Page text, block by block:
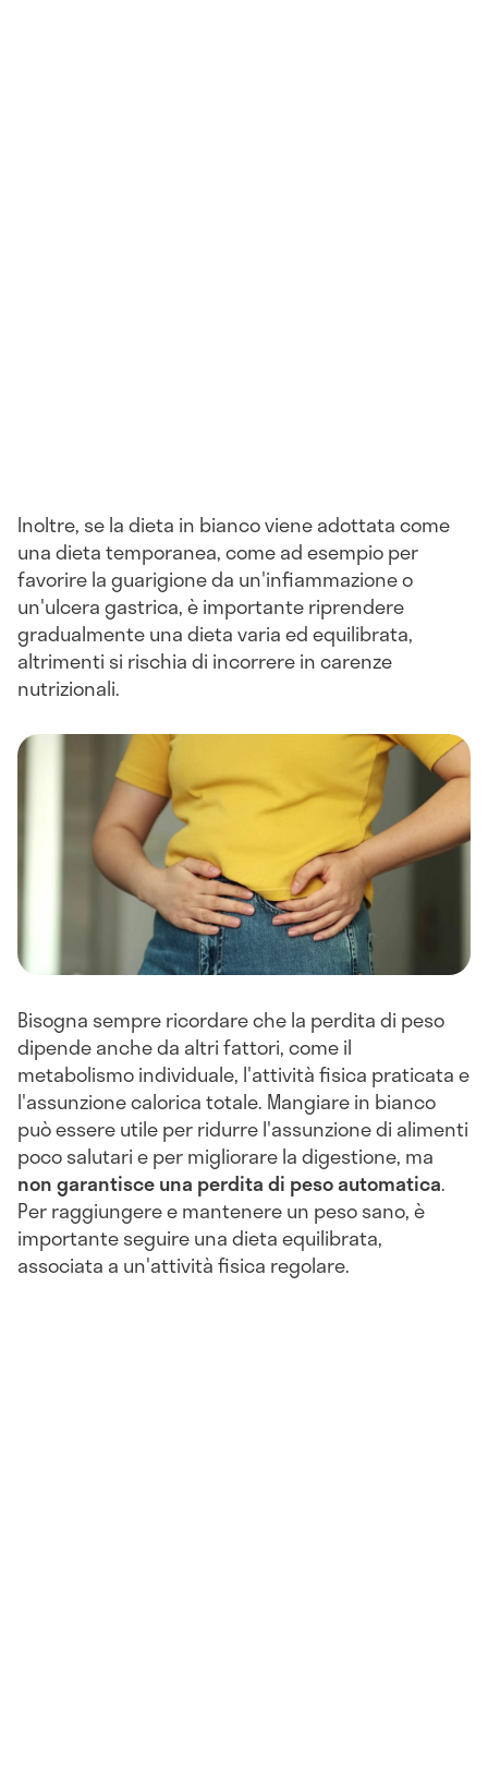
Inoltre, se la dieta in bianco viene adottata come
una dieta temporanea, come ad esempio per
favorire la guarigione da un'infiammazione o
un'ulcera gastrica, è importante riprendere
gradualmente una dieta varia ed equilibrata,
altrimenti si rischia di incorrere in carenze
nutrizionali.
Bisogna sempre ricordare che la perdita di peso
dipende anche da altri fattori, come il
metabolismo individuale, l'attività fisica praticata e
l'assunzione calorica totale. Mangiare in bianco
può essere utile per ridurre l'assunzione di alimenti
poco salutari e per migliorare la digestione, ma
non garantisce una perdita di peso automatica.
Per raggiungere e mantenere un peso sano, è
importante seguire una dieta equilibrata,
associata a un'attività fisica regolare.